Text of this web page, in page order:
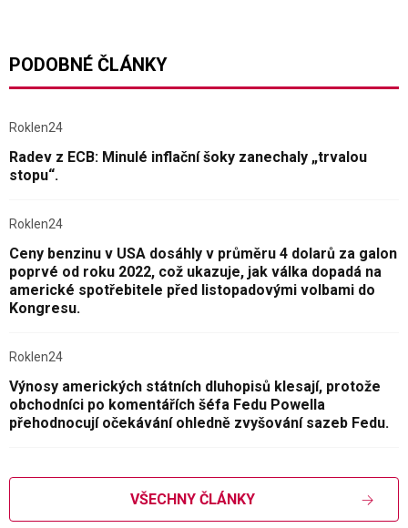
PODOBNÉ ČLÁNKY
Roklen24
Radev z ECB: Minulé inflační šoky zanechaly „trvalou
stopu“.
Roklen24
Ceny benzinu v USA dosáhly v průměru 4 dolarů za galon
poprvé od roku 2022, což ukazuje, jak válka dopadá na
americké spotřebitele před listopadovými volbami do
Kongresu.
Roklen24
Výnosy amerických státních dluhopisů klesají, protože
obchodníci po komentářích šéfa Fedu Powella
přehodnocují očekávání ohledně zvyšování sazeb Fedu.
VŠECHNY ČLÁNKY